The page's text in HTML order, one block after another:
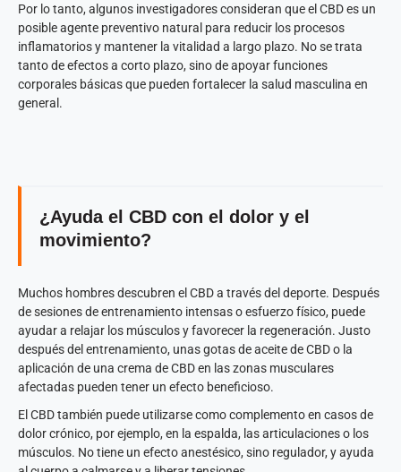
Por lo tanto, algunos investigadores consideran que el CBD es un
posible agente preventivo natural para reducir los procesos
inflamatorios y mantener la vitalidad a largo plazo. No se trata
tanto de efectos a corto plazo, sino de apoyar funciones
corporales básicas que pueden fortalecer la salud masculina en
general.
¿Ayuda el CBD con el dolor y el
movimiento?
Muchos hombres descubren el CBD a través del deporte. Después
de sesiones de entrenamiento intensas o esfuerzo físico, puede
ayudar a relajar los músculos y favorecer la regeneración. Justo
después del entrenamiento, unas gotas de aceite de CBD o la
aplicación de una crema de CBD en las zonas musculares
afectadas pueden tener un efecto beneficioso.
El CBD también puede utilizarse como complemento en casos de
dolor crónico, por ejemplo, en la espalda, las articulaciones o los
músculos. No tiene un efecto anestésico, sino regulador, y ayuda